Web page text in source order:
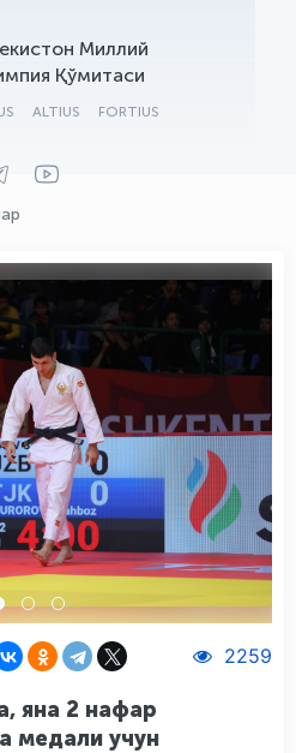
Миллий
Қўмитаси
ALTIUS FORTIUS
2259
яна 2 нафар
медали учун